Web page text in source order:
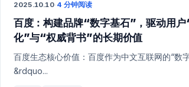
2025.10.10·4 分钟阅读
百度：构建品牌“数字基石”，驱动用
化”与“权威背书”的长期价值
百度生态核心价值：百度作为中文互联网的“数
&rdquo...